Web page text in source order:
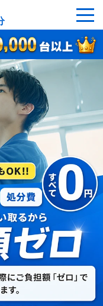
収可能なエアコン
回収の流れ
運営会社
張
こちら
料無料）
依頼
で回収依頼